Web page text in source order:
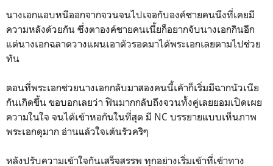
นางเอกแอบหนีออกจากจวนจนไปเจอกับองค์ชายคนนึงที่เคยมี
ความหลังด้วยกัน ซึ่งตาองค์ชายคนเนี้ยก็อยากจับนางเอกกินอีก
แต่นางเอกฉลาดวางแผนเอาตัวรอดมาได้พระเอกเลยตามไปช่วย
ทัน
ตอนที่พระเอกช่วยนางเอกกลับมาสองคนนี้เค้าก็เริ่มมีฉากนัวเนีย
กันเกิดขึ้น ขอบอกเลยว่า ฟินมากกลับถึงจวนทั้งคู่เลยยอมเปิดเผย
ความในใจ จนได้เข้าหอกันในที่สุด มี NC บรรยายแบบเห็นภาพ
พระเอกดุมาก อ่านแล้วใจเต้นรัวคริๆ
หลังปรับความเข้าใจกันเสร็จสรรพ ทุกอย่างเริ่มเข้าที่เข้าทาง